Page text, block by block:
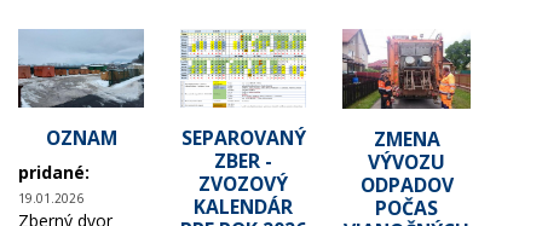
OZNAM
pridané:
19.01.2026
Zberný dvor
SEPAROVANÝ
ZBER -
ZVOZOVÝ
KALENDÁR
ZMENA
VÝVOZU
ODPADOV
POČAS